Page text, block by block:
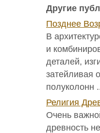
Другие
Позднее
В
и
деталей,
затейливая
полуколонн
Религия
Очень
древность